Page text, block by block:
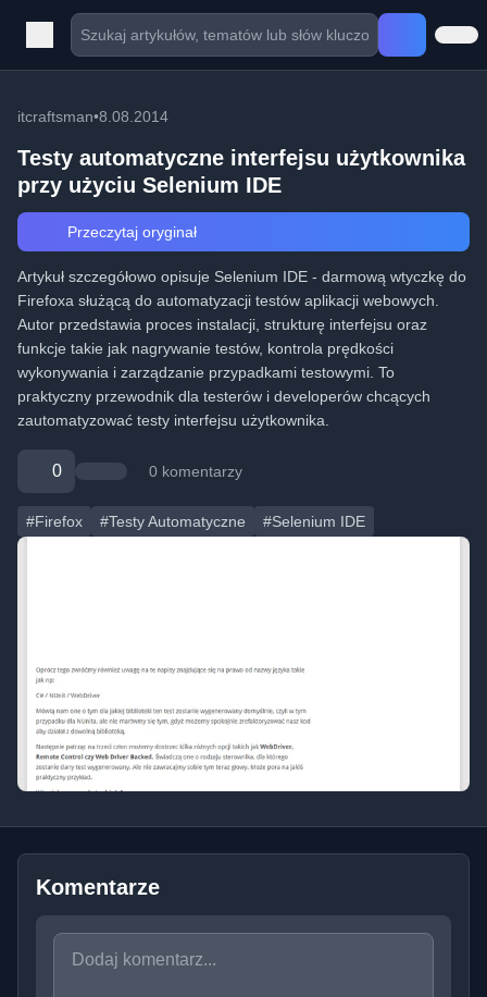
itcraftsman•8.08.2014
Testy automatyczne interfejsu użytkownika
przy użyciu Selenium IDE
Przeczytaj oryginał
Artykuł szczegółowo opisuje Selenium IDE - darmową wtyczkę do
Firefoxa służącą do automatyzacji testów aplikacji webowych.
Autor przedstawia proces instalacji, strukturę interfejsu oraz
funkcje takie jak nagrywanie testów, kontrola prędkości
wykonywania i zarządzanie przypadkami testowymi. To
praktyczny przewodnik dla testerów i developerów chcących
zautomatyzować testy interfejsu użytkownika.
0 0 komentarzy
#Firefox #Testy Automatyczne #Selenium IDE
Komentarze